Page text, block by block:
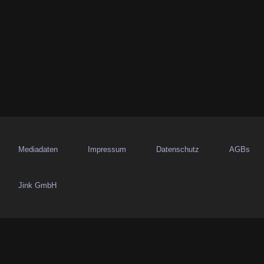
a
t
Mediadaten Impressum Datenschutz AGBs
Jink GmbH